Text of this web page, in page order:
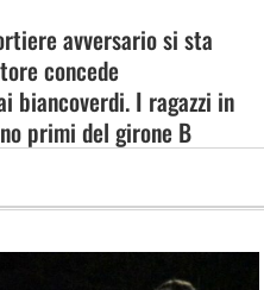
avversario si sta
concede
biancoverdi. I ragazzi in
primi del girone B